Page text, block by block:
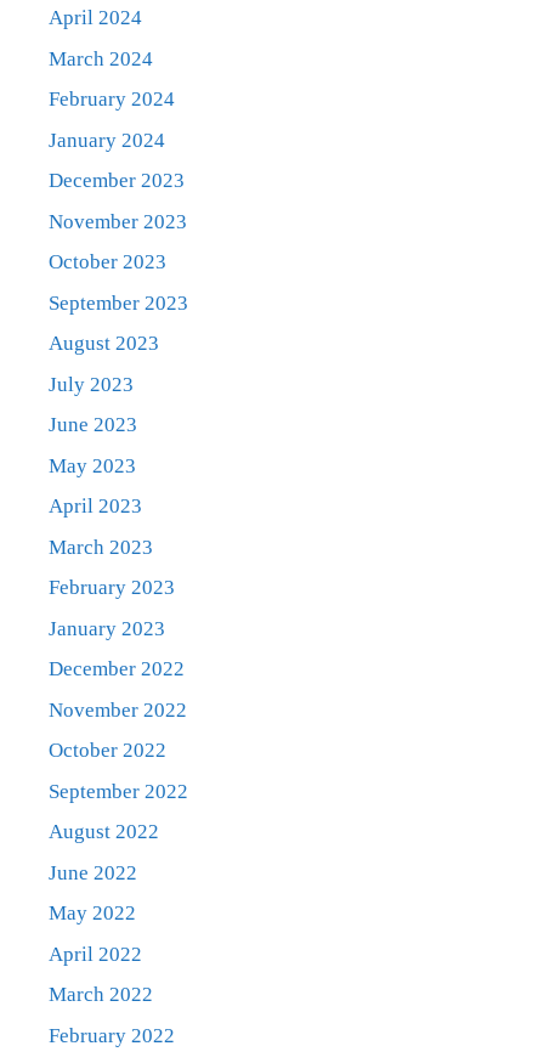
April 2024
March 2024
February 2024
January 2024
December 2023
November 2023
October 2023
September 2023
August 2023
July 2023
June 2023
May 2023
April 2023
March 2023
February 2023
January 2023
December 2022
November 2022
October 2022
September 2022
August 2022
June 2022
May 2022
April 2022
March 2022
February 2022